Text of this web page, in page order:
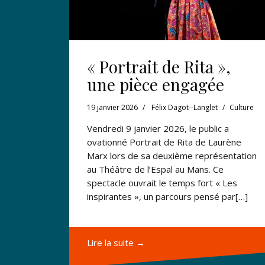
« Portrait de Rita »,
une pièce engagée
19 janvier 2026 Félix Dagot--Langlet Culture
Vendredi 9 janvier 2026, le public a
ovationné Portrait de Rita de Laurène
Marx lors de sa deuxième représentation
au Théâtre de l’Espal au Mans. Ce
spectacle ouvrait le temps fort « Les
inspirantes », un parcours pensé par[…]
Lire la suite →